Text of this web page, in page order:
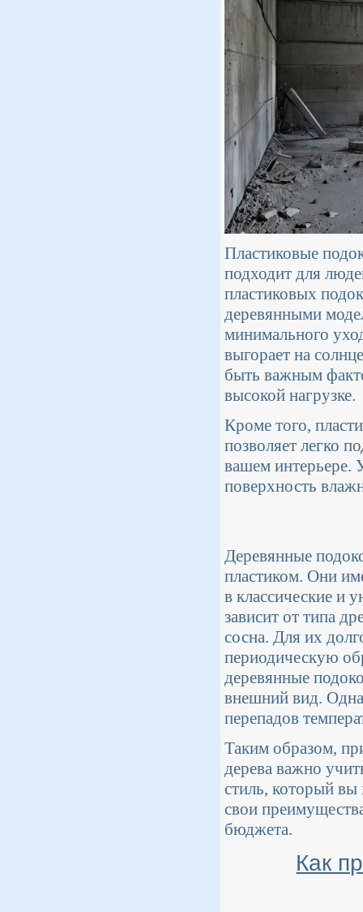
Пластиковые
подходит для
пластиковых
деревянными
минимального
выгорает на
быть важным
высокой нагрузке.
Кроме того,
позволяет легко
вашем интерьере.
поверхность
Деревянные
пластиком. Они
в классические и
зависит от типа
сосна. Для их
периодическую
деревянные
внешний вид.
перепадов
Таким образом,
дерева важно
стиль, который вы
свои
бюджета.
Как